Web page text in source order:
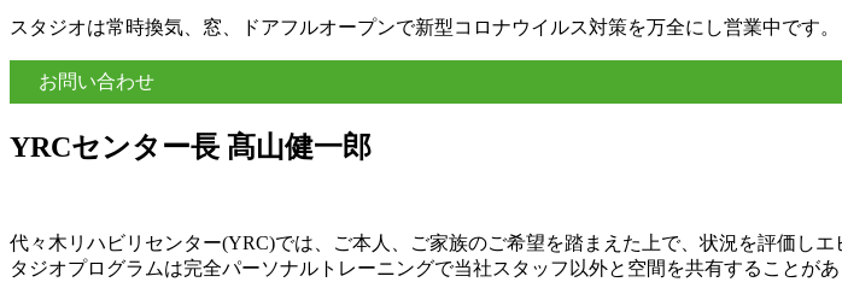
スタジオは常時換気、窓、ドアフルオープンで新型コロナウイルス対策を万全にし営業中です。
お問い合わせ
YRCセンター長 髙山健一郎
代々木リハビリセンター(YRC)では、ご本人、ご家族のご希望を踏まえた上で、状況を評価し
タジオプログラムは完全パーソナルトレーニングで当社スタッフ以外と空間を共有すること